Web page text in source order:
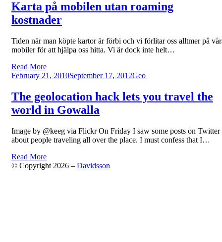
Karta på mobilen utan roaming
kostnader
Tiden när man köpte kartor är förbi och vi förlitar oss alltmer på
mobiler för att hjälpa oss hitta. Vi är dock inte helt…
Read More
Posted
February 21, 2010September 17, 2012Geo
The geolocation hack lets you travel the
world in Gowalla
Image by @keeg via Flickr On Friday I saw some posts on Twitter
about people traveling all over the place. I must confess that I…
Read More
© Copyright 2026 – Davidsson